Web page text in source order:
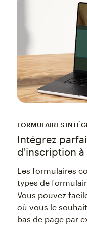
FORMULAIRES
Intégrez
d'inscription à
Les formulaires
types de
Vous pouvez
où vous le
bas de page par